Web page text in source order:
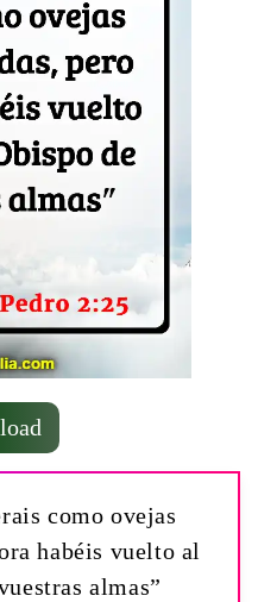
como ovejas
habéis vuelto al
almas”